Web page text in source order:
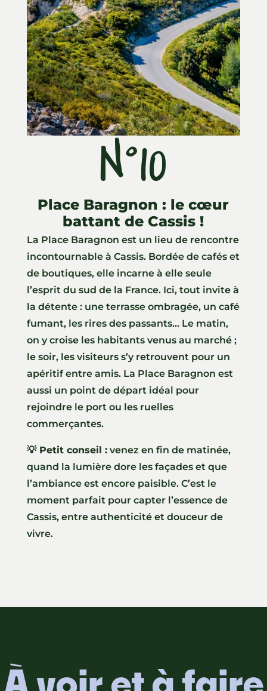
N°10
Place Baragnon : le cœur
battant de Cassis !
La Place Baragnon est un lieu de rencontre
incontournable à Cassis. Bordée de cafés et
de boutiques, elle incarne à elle seule
l’esprit du sud de la France. Ici, tout invite à
la détente : une terrasse ombragée, un café
fumant, les rires des passants… Le matin,
on y croise les habitants venus au marché ;
le soir, les visiteurs s’y retrouvent pour un
apéritif entre amis. La Place Baragnon est
aussi un point de départ idéal pour
rejoindre le port ou les ruelles
commerçantes.
💡 Petit conseil :venez en fin de matinée,
quand la lumière dore les façades et que
l’ambiance est encore paisible. C’est le
moment parfait pour capter l’essence de
Cassis, entre authenticité et douceur de
vivre.
À voir et à faire